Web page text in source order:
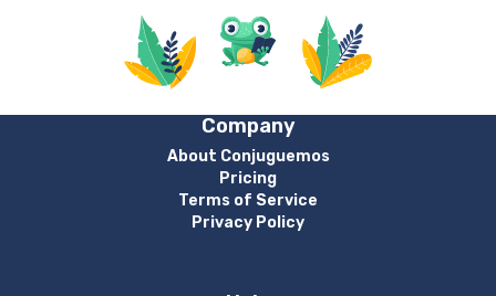
Company
About Conjuguemos
Pricing
Terms of Service
Privacy Policy